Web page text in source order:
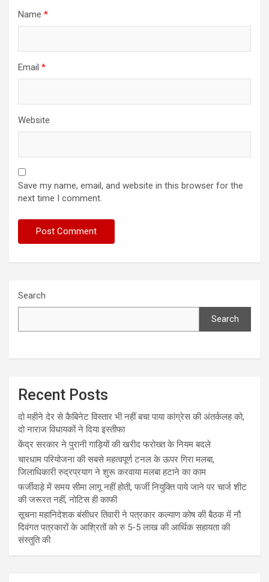
Name *
Email *
Website
Save my name, email, and website in this browser for the
next time I comment.
Search
Search
Recent Posts
दो महीने देर से कैबिनेट विस्तार भी नहीं बचा पाया कांग्रेस की अंतर्कलह को,
दो नाराज विधायकों ने दिया इस्तीफा
केंद्र सरकार ने पुरानी गाड़ियों की खरीद फरोख्त के नियम बदले
चारधाम परियोजना की सबसे महत्वपूर्ण टनल के ऊपर गिरा मलबा,
जिलाधिकारी रुद्रप्रयाग ने शुरू करवाया मलबा हटाने का काम
फर्जीवाड़े में समय सीमा लागू नहीं होती, फर्जी नियुक्ति पाये जाने पर चार्ज शीट
की जरूरत नहीं, नोटिस ही काफी
सूचना महानिदेशक बंसीधर तिवारी ने पत्रकार कल्याण कोष की बैठक में नौ
दिवंगत पत्रकारों के आश्रितों को रु 5-5 लाख की आर्थिक सहायता की
संस्तुति की